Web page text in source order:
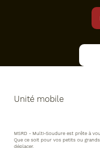
Unité mobile
MSRD - Multi-Soudure est prête à
Que ce soit pour vos petits ou
déplacer.